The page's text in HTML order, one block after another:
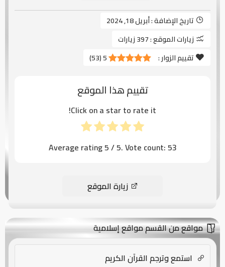
تاريخ الإضافة :أبريل 18, 2024
زيارات الموقع :397 زيارات
تقييم الزوار :
5
(
53
)
تقييم هذا الموقع
Click on a star to rate it!
Average rating5/ 5. Vote count:53
زيارة الموقع
مواقع من القسم مواقع إسلامية
استمع وترجم القرآن الكريم